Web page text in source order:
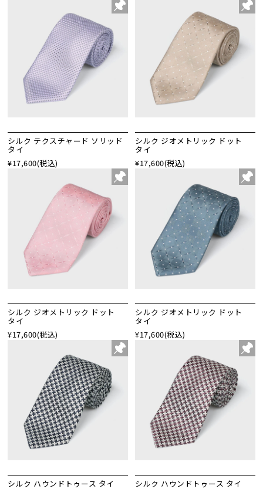
シルク テクスチャード ソリッド
タイ
¥17,600(税込)
シルク ジオメトリック ドット
タイ
¥17,600(税込)
シルク ジオメトリック ドット
タイ
¥17,600(税込)
シルク ジオメトリック ドット
タイ
¥17,600(税込)
シルク ハウンドトゥース タイ シルク ハウンドトゥース タイ